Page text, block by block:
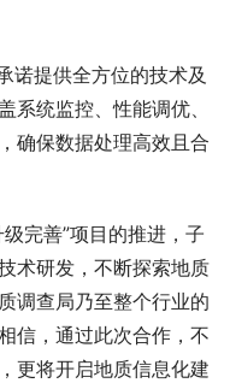
诺提供全方位的技术及
系统监控、性能调优、
确保数据处理高效且合
完善”项目的推进，子
术研发，不断探索地质
调查局乃至整个行业的
信，通过此次合作，不
更将开启地质信息化建